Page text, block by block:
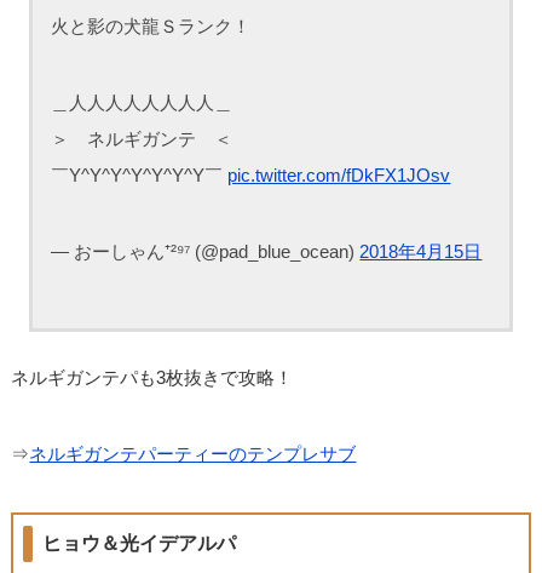
火と影の犬龍Ｓランク！
＿人人人人人人人人＿
＞ ネルギガンテ ＜
￣Y^Y^Y^Y^Y^Y^Y￣ pic.twitter.com/fDkFX1JOsv
— おーしゃん⁺²⁹⁷ (@pad_blue_ocean) 2018年4月15日
ネルギガンテパも3枚抜きで攻略！
⇒ネルギガンテパーティーのテンプレサブ
ヒョウ＆光イデアルパ